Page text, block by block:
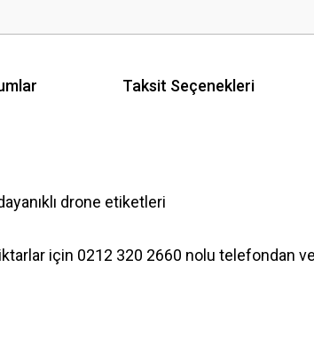
Taksit Seçenekleri
drone etiketleri
için 0212 320 2660 nolu telefondan